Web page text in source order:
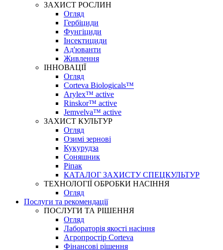
ЗАХИСТ РОСЛИН
Огляд
Гербіциди
Фунгіциди
Інсектициди
Ад'юванти
Живлення
ІННОВАЦІЇ
Огляд
Corteva Biologicals™
Arylex™ active
Rinskor™ active
Jemvelva™ active
ЗАХИСТ КУЛЬТУР
Огляд
Озимі зернові
Кукурудза
Соняшник
Ріпак
КАТАЛОГ ЗАХИСТУ СПЕЦКУЛЬТУР
ТЕХНОЛОГІЇ ОБРОБКИ НАСІННЯ
Огляд
Послуги та рекомендації
ПОСЛУГИ ТА РІШЕННЯ
Огляд
Лабораторія якості насіння
Агропростір Corteva
Фінансові рішення